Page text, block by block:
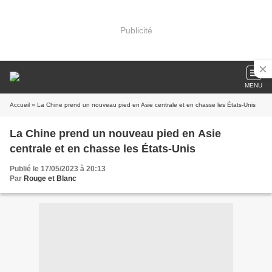
Publicité
MENU
Accueil » La Chine prend un nouveau pied en Asie centrale et en chasse les États-Unis
La Chine prend un nouveau pied en Asie
centrale et en chasse les États-Unis
Publié le 17/05/2023 à 20:13
Par Rouge et Blanc